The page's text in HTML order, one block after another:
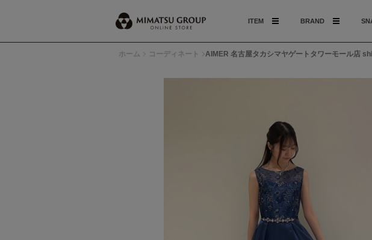
ITEM BRAND
ホーム コーディネート AIMER 名古屋タカシマヤゲートタワーモール店